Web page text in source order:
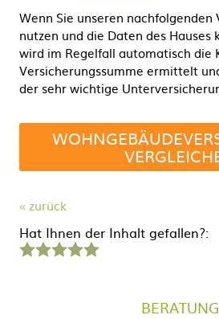
Wenn Sie unseren
nutzen und die Daten des Hauses
wird im Regelfall automatisch die
Versicherungssumme ermittelt
der sehr wichtige
« zurück
Hat Ihnen der Inhalt gefallen?:
Stern Sterne Sterne Sterne Sterne
BERATUNG